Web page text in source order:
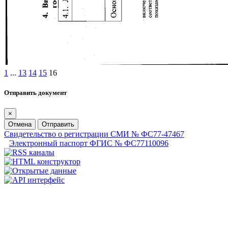
1 ... 13 14 15 16
Отправить документ
×
Отмена
Отправить
Свидетельство о регистрации СМИ № ФС77-47467
Электронный паспорт ФГИС № ФС77110096